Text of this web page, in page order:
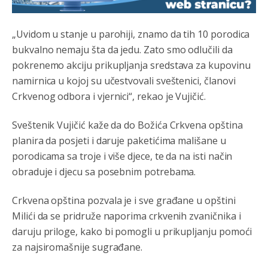
„Uvidom u stanje u parohiji, znamo da tih 10 porodica
bukvalno nemaju šta da jedu. Zato smo odlučili da
pokrenemo akciju prikupljanja sredstava za kupovinu
namirnica u kojoj su učestvovali sveštenici, članovi
Crkvenog odbora i vjernici“, rekao je Vujičić.
Sveštenik Vujičić kaže da do Božića Crkvena opština
planira da posjeti i daruje paketićima mališane u
porodicama sa troje i više djece, te da na isti način
obraduje i djecu sa posebnim potrebama.
Crkvena opština pozvala je i sve građane u opštini
Milići da se pridruže naporima crkvenih zvaničnika i
daruju priloge, kako bi pomogli u prikupljanju pomoći
za najsiromašnije sugrađane.
Анонимно2806552 јуче
5:39
nije mujo turcin, mujo ue bendasr
Анонимно2806721
nije...probajte ući bez
pasosa.Tako i
li ste da
ste nebeski narod
Анонимно2806773 јуче 6:56
АМЕРИКАНЦИ ДО КРАЈА ГОДИНЕ ОДЛАЗЕ СА
Анонимно2806773 јуче 6:59
Затвара се и база Бондстил, у којој је лета 1999.
године било чак 7.000 војника.